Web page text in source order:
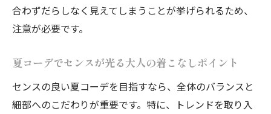
合わずだらしなく見えてしまうことが挙げられるため、
注意が必要です。
夏コーデでセンスが光る大人の着こなしポイント
センスの良い夏コーデを目指すなら、全体のバランスと
細部へのこだわりが重要です。特に、トレンドを取り入